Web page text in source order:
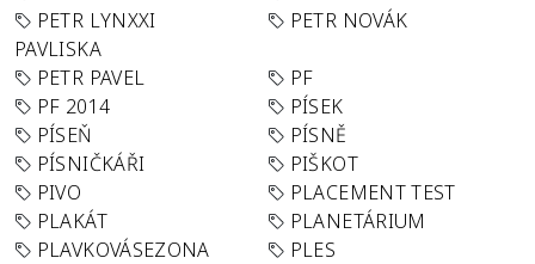
PETR LYNXXI
PAVLISKA
PETR NOVÁK
PETR PAVEL
PF
PF 2014
PÍSEK
PÍSEŇ
PÍSNĚ
PÍSNIČKÁŘI
PIŠKOT
PIVO
PLACEMENT TEST
PLAKÁT
PLANETÁRIUM
PLAVKOVÁSEZONA
PLES